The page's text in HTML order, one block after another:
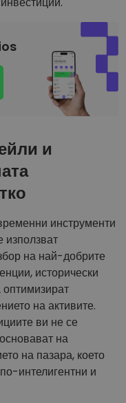
и
инструменти
използват
на най-добрите
исторически
оптимизират
на активите.
ви не се
на
на пазара, което
интелигентни и